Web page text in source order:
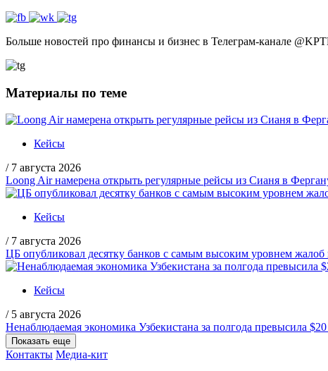
Больше новостей про финансы и бизнес в Телеграм-канале @
Материалы по теме
Кейсы
/ 7 августа 2026
Loong Air намерена открыть регулярные рейсы из Сианя в
Кейсы
/ 7 августа 2026
ЦБ опубликовал десятку банков с самым высоким уровнем жалоб
Кейсы
/ 5 августа 2026
Ненаблюдаемая экономика Узбекистана за полгода превысила
Показать еще
Контакты Медиа-кит